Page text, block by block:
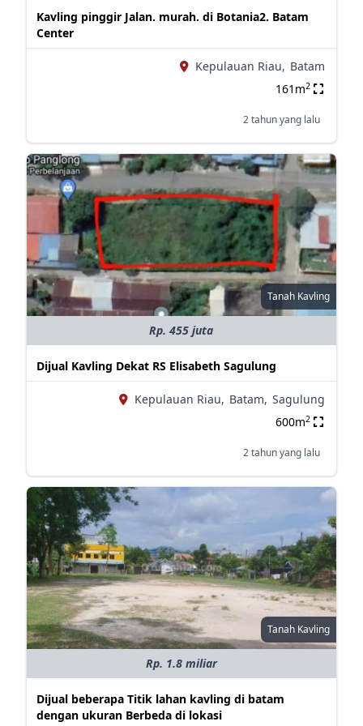
Kavling pinggir Jalan. murah. di Botania2. Batam
Center
Kepulauan Riau, Batam
161m2
2 tahun yang lalu
Tanah Kavling
Rp. 455 juta
Dijual Kavling Dekat RS Elisabeth Sagulung
Kepulauan Riau, Batam, Sagulung
600m2
2 tahun yang lalu
Tanah Kavling
Rp. 1.8 miliar
Dijual beberapa Titik lahan kavling di batam
dengan ukuran Berbeda di lokasi